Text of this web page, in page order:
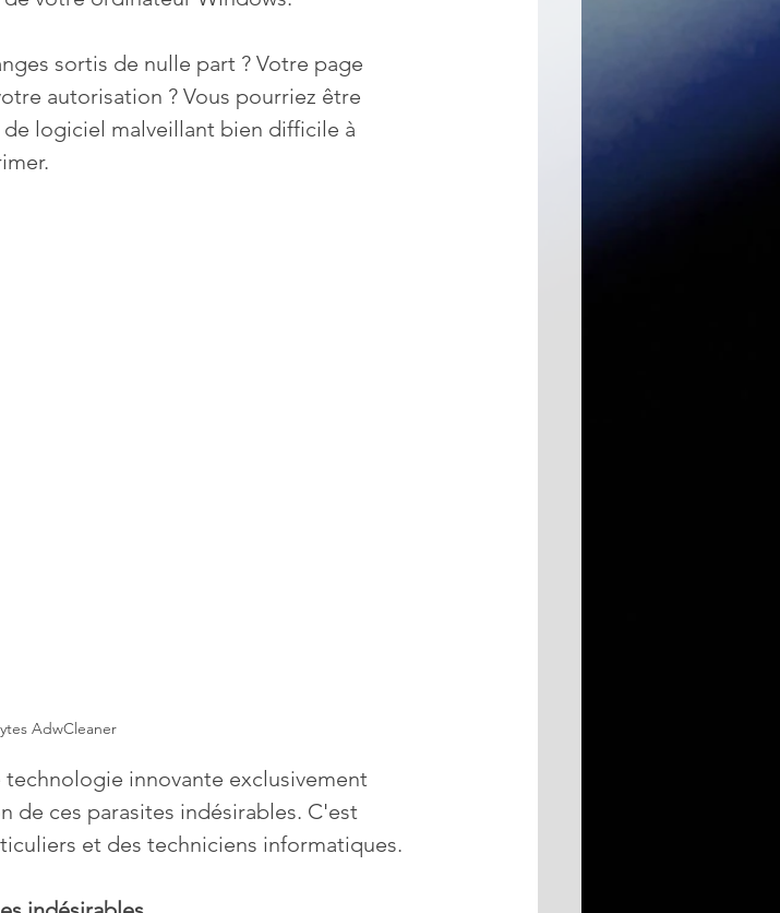
Navigateurs News
sortis de nulle part ? Votre page
autorisation ? Vous pourriez être
logiciel malveillant bien difficile à
AdwCleaner
innovante exclusivement
de ces parasites indésirables. C'est
et des techniciens informatiques.